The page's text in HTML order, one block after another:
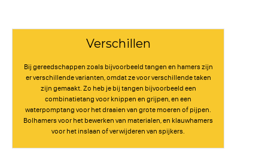
Verschillen
Bij gereedschappen zoals bijvoorbeeld tangen en hamers zijn
er verschillende varianten, omdat ze voor verschillende taken
zijn gemaakt. Zo heb je bij tangen bijvoorbeeld een
combinatietang voor knippen en grijpen, en een
waterpomptang voor het draaien van grote moeren of pijpen.
Bolhamers voor het bewerken van materialen, en klauwhamers
voor het inslaan of verwijderen van spijkers.